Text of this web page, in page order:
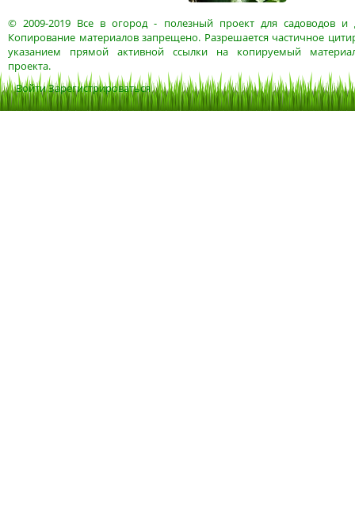
© 2009-2019 Все в огород- полезный проект для садоводов и
Копирование материалов запрещено. Разрешается частичное
указанием прямой активной ссылки на копируемый
проекта.
ВойтиЗарегистрироваться